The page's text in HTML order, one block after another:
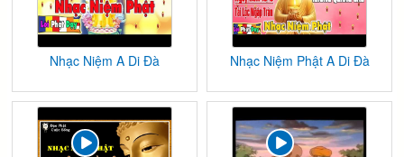
Nhạc Niệm A Di Đà Nhạc Niệm Phật A Di Đà